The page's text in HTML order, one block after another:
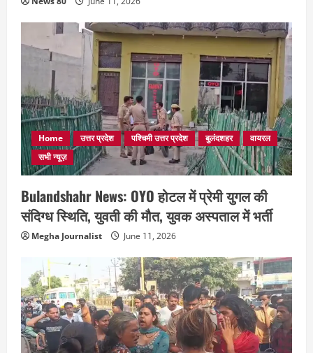
Home उत्तर प्रदेश पश्चिमी उत्तर प्रदेश बुलंदशहर
वायरल
सभी न्यूज़
Bulandshahr News: OYO होटल में प्रेमी युगल की
संदिग्ध स्थिति, युवती की मौत, युवक अस्पताल में भर्ती
Megha Journalist June 11, 2026